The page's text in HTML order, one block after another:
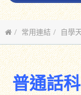
常用連結 自學
普通話